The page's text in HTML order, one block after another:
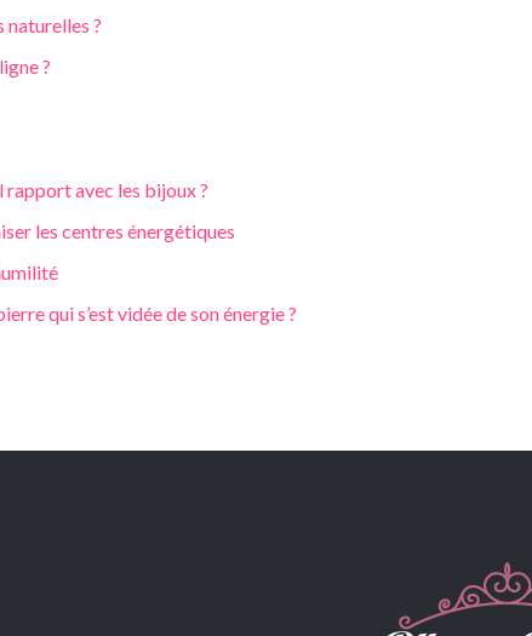
naturelles ?
?
rapport avec les bijoux ?
les centres énergétiques
qui s’est vidée de son énergie ?